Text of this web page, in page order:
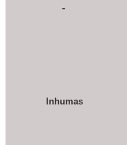
-
Inhumas